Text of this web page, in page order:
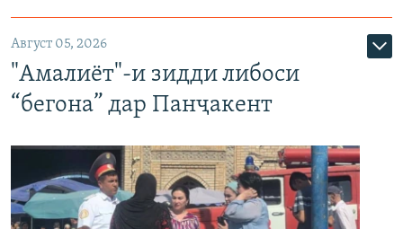
Август 05, 2026
"Амалиёт"-и зидди либоси
“бегона” дар Панҷакент